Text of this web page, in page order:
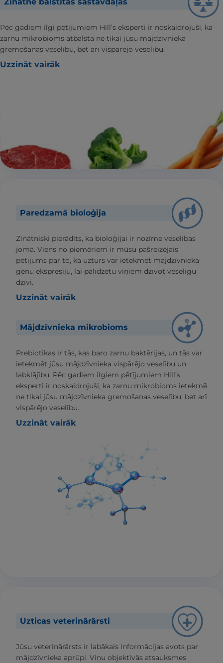
Pēc gadiem ilgi pētījumiem Hill’s eksperti ir noskaidrojuši, ka
zarnu mikrobioms atbalsta ne tikai jūsu mājdzīvnieka
gremošanas veselību, bet arī vispārējo veselību.
Uzzināt vairāk
Paredzamā bioloģija
Zinātniski pierādīts, ka bioloģijai ir nozīme veselības
jomā. Viens no piemēriem ir mūsu pašreizējais
pētījums par to, kā uzturs var ietekmēt mājdzīvnieka
gēnu ekspresiju, lai palīdzētu viņiem dzīvot veselīgu
dzīvi.
Uzzināt vairāk
Mājdzīvnieka mikrobioms
Prebiotikas ir tās, kas baro zarnu baktērijas, un tās var
ietekmēt jūsu mājdzīvnieka vispārējo veselību un
labklājību. Pēc gadiem ilgiem pētījumiem Hill’s
eksperti ir noskaidrojuši, ka zarnu mikrobioms ietekmē
ne tikai jūsu mājdzīvnieka gremošanas veselību, bet arī
vispārējo veselību.
Uzzināt vairāk
Uzticas veterinārārsti
Jūsu veterinārārsts ir labākais informācijas avots par
mājdzīvnieka aprūpi. Viņu objektīvās atsauksmes